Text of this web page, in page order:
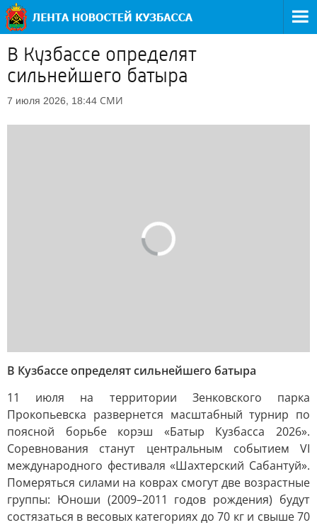
В Кузбассе определят
сильнейшего батыра
7 июля 2026, 18:44 СМИ
В Кузбассе определят сильнейшего батыра
11 июля на территории Зенковского парка
Прокопьевска развернется масштабный турнир по
поясной борьбе корэш «Батыр Кузбасса 2026».
Соревнования станут центральным событием VI
международного фестиваля «Шахтерский Сабантуй».
Померяться силами на коврах смогут две возрастные
группы: Юноши (2009–2011 годов рождения) будут
состязаться в весовых категориях до 70 кг и свыше 70